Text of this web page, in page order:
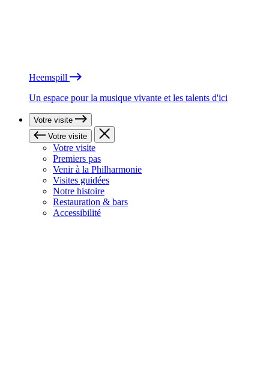
Heemspill
Un espace pour la musique vivante et les talents d'ici
Votre visite
Votre visite
Votre visite
Premiers pas
Venir à la Philharmonie
Visites guidées
Notre histoire
Restauration & bars
Accessibilité